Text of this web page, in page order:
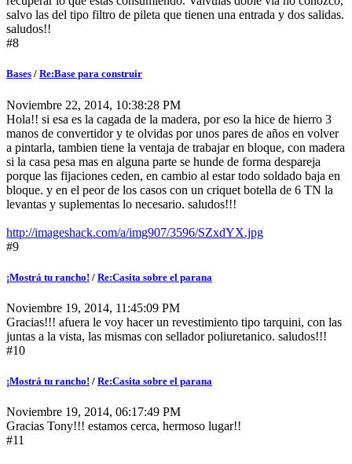
salvo las del tipo filtro de pileta que tienen una entrada y dos salidas.
saludos!!
#8
Bases / Re:Base para construir
Noviembre 22, 2014, 10:38:28 PM
Hola!! si esa es la cagada de la madera, por eso la hice de hierro 3
manos de convertidor y te olvidas por unos pares de años en volver
a pintarla, tambien tiene la ventaja de trabajar en bloque, con madera
si la casa pesa mas en alguna parte se hunde de forma despareja
porque las fijaciones ceden, en cambio al estar todo soldado baja en
bloque. y en el peor de los casos con un criquet botella de 6 TN la
levantas y suplementas lo necesario. saludos!!!
http://imageshack.com/a/img907/3596/SZxdYX.jpg
#9
¡Mostrá tu rancho! / Re:Casita sobre el parana
Noviembre 19, 2014, 11:45:09 PM
Gracias!!! afuera le voy hacer un revestimiento tipo tarquini, con las
juntas a la vista, las mismas con sellador poliuretanico. saludos!!!
#10
¡Mostrá tu rancho! / Re:Casita sobre el parana
Noviembre 19, 2014, 06:17:49 PM
Gracias Tony!!! estamos cerca, hermoso lugar!!
#11